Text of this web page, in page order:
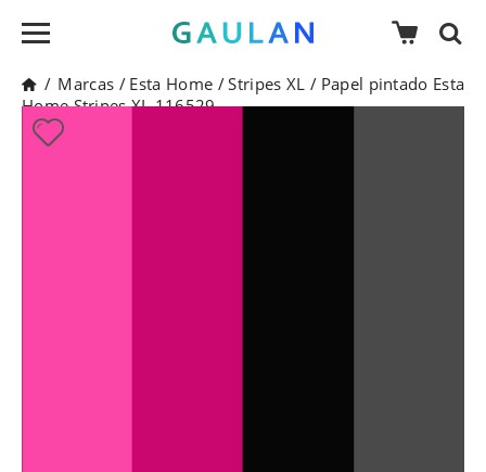
/ Marcas / Esta Home /Stripes XL / Papel pintado Esta
Home Stripes XL 116529